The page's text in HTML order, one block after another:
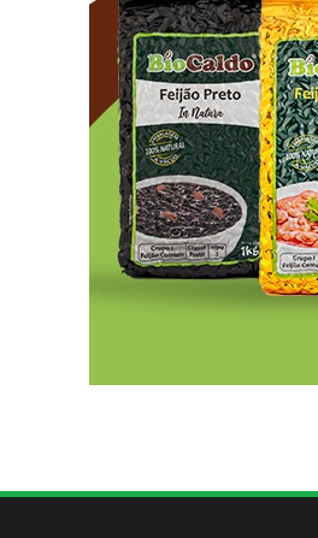
Indígenas Pirahã vão ter
exames em expedição do
Reposição de testosterona
para mulheres
Confederação Assespro se
Luciana Santos para